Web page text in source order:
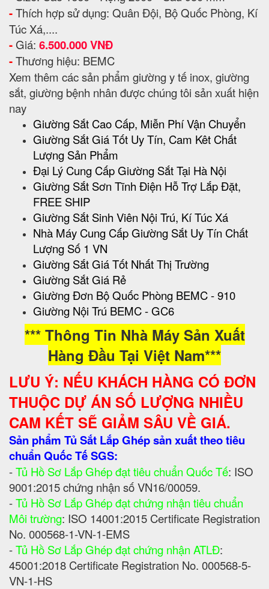
-Thích hợp sử dụng: Quân Đội, Bộ Quốc Phòng, Kí
Túc Xá,....
- Giá: 6.500.000 VNĐ
-Thương hiệu: BEMC
Xem thêm các sản phẩm giường y tế inox, giường
sắt, giường bệnh nhân được chúng tôi sản xuất hiện
nay
Giường Sắt Cao Cấp, Miễn Phí Vận Chuyển
Giường Sắt Giá Tốt Uy Tín, Cam Kêt Chất
Lượng Sản Phẩm
Đại Lý Cung Cấp Giường Sắt Tại Hà Nội
Giường Sắt Sơn Tĩnh Điện Hỗ Trợ Lắp Đặt,
FREE SHIP
Giường Sắt Sinh Viên Nội Trú, Kí Túc Xá
Nhà Máy Cung Cấp Giường Sắt Uy Tín Chất
Lượng Số 1 VN
Giường Sắt Giá Tốt Nhất Thị Trường
Giường Sắt Giá Rẻ
Giường Đơn Bộ Quốc Phòng BEMC - 910
Giường Nội Trú BEMC - GC6
*** Thông Tin Nhà Máy Sản Xuất
Hàng Đầu Tại Việt Nam***
LƯU Ý: NẾU KHÁCH HÀNG CÓ ĐƠN
THUỘC DỰ ÁN SỐ LƯỢNG NHIỀU
CAM KẾT SẼ GIẢM SÂU VỀ GIÁ.
Sản phẩm Tủ Sắt Lắp Ghép sản xuất theo tiêu
chuẩn Quốc Tế SGS:
-Tủ Hồ Sơ Lắp Ghép đạt tiêu chuẩn Quốc Tế: ISO
9001:2015 chứng nhận số VN16/00059.
-Tủ Hồ Sơ Lắp Ghép đạt chứng nhận tiêu chuẩn
Môi trường: ISO 14001:2015 Certificate Registration
No. 000568-1-VN-1-EMS
-Tủ Hồ Sơ Lắp Ghép đạt chứng nhận ATLĐ:
45001:2018 Certificate Registration No. 000568-5-
VN-1-HS